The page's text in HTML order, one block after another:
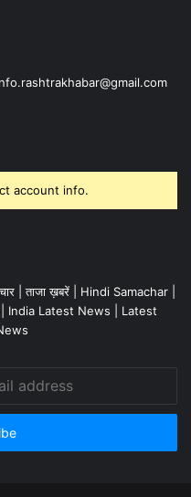
account info.
| ताजा ख़बरें | Hindi Samachar |
| India Latest News | Latest